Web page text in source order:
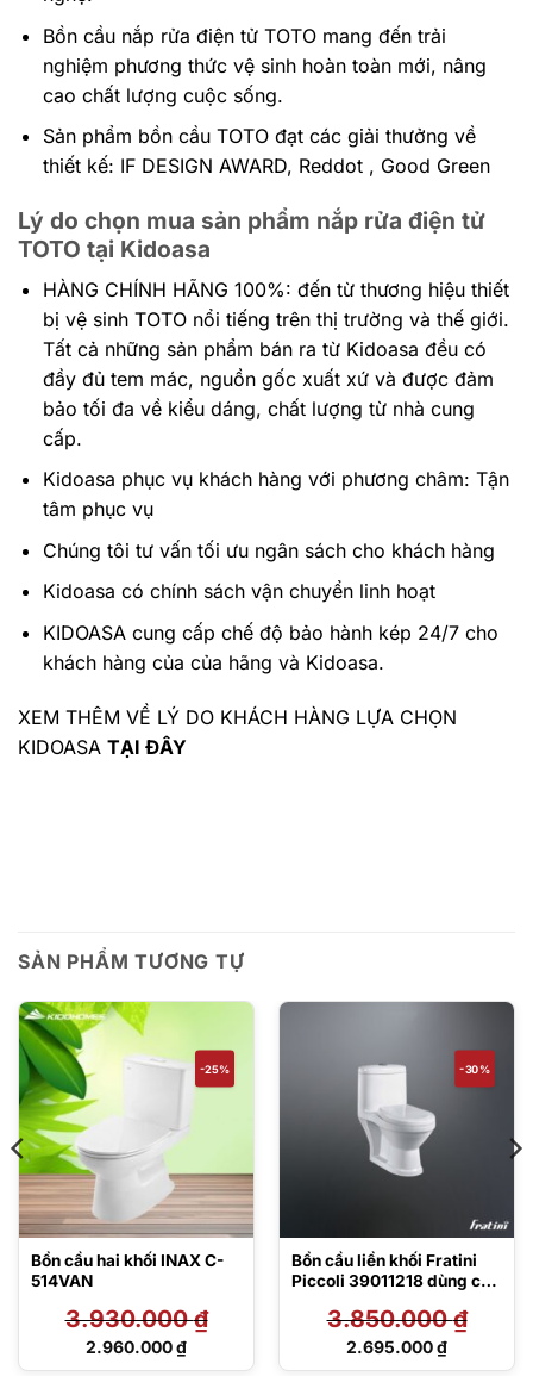
Bồn cầu nắp rửa điện tử TOTO mang đến trải
nghiệm phương thức vệ sinh hoàn toàn mới, nâng
cao chất lượng cuộc sống.
Sản phẩm bồn cầu TOTO đạt các giải thưởng về
thiết kế: IF DESIGN AWARD, Reddot , Good Green
Lý do chọn mua sản phẩm nắp rửa điện tử
TOTO tại Kidoasa
HÀNG CHÍNH HÃNG 100%: đến từ thương hiệu thiết
bị vệ sinh TOTO nổi tiếng trên thị trường và thế giới.
Tất cả những sản phẩm bán ra từ Kidoasa đều có
đầy đủ tem mác, nguồn gốc xuất xứ và được đảm
bảo tối đa về kiểu dáng, chất lượng từ nhà cung
cấp.
Kidoasa phục vụ khách hàng với phương châm: Tận
tâm phục vụ
Chúng tôi tư vấn tối ưu ngân sách cho khách hàng
Kidoasa có chính sách vận chuyển linh hoạt
KIDOASA cung cấp chế độ bảo hành kép 24/7 cho
khách hàng của của hãng và Kidoasa.
XEM THÊM VỀ LÝ DO KHÁCH HÀNG LỰA CHỌN
KIDOASA TẠI ĐÂY
SẢN PHẨM TƯƠNG TỰ
-25%
Bồn cầu hai khối INAX C-
514VAN
3.930.000₫
Giá
2.960.000₫
Giá
-30%
Bồn cầu liền khối Fratini
Piccoli 39011218 dùng cho
3.850.000₫
Giá
2.695.000₫
Giá